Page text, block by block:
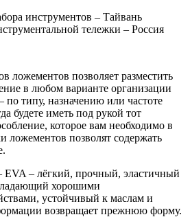
инструментов – Тайвань
тележки – Россия
ложементов позволяет разместить
в любом варианте организации
по типу, назначению или частоте
будете иметь под рукой тот
которое вам необходимо в
ложементов позволят содержать
EVA – лёгкий, прочный, эластичный
хорошими
устойчивый к маслам и
возвращает прежнюю форму.